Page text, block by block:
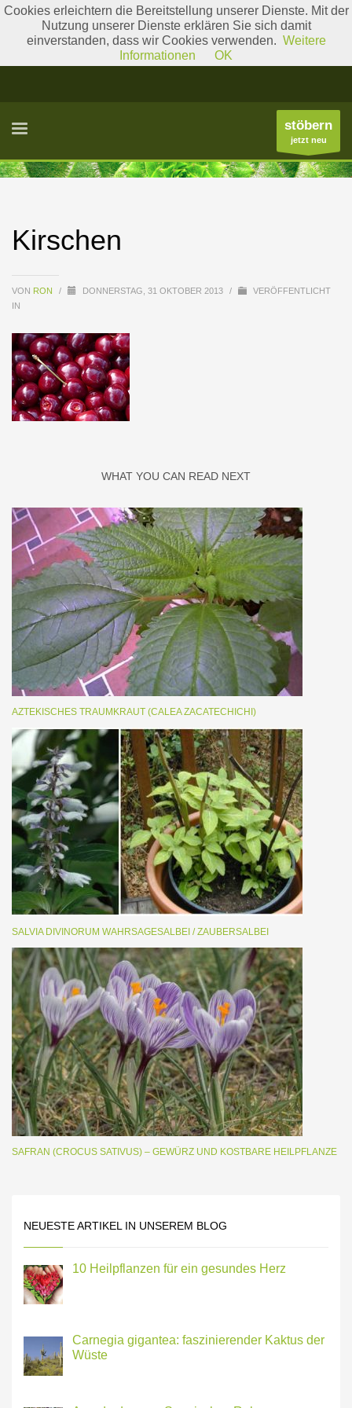
Literatur Gattungslisten
stöbern
jetzt neu
Kirschen
VON RON / DONNERSTAG, 31 OKTOBER 2013 /
VERÖFFENTLICHT
IN
WHAT YOU CAN READ NEXT
AZTEKISCHES TRAUMKRAUT (CALEA ZACATECHICHI)
SALVIA DIVINORUM WAHRSAGESALBEI / ZAUBERSALBEI
SAFRAN (CROCUS SATIVUS) – GEWÜRZ UND KOSTBARE HEILPFLANZE
NEUESTE ARTIKEL IN UNSEREM BLOG
10 Heilpflanzen für ein gesundes Herz
Carnegia gigantea: faszinierender Kaktus der
Wüste
Cookies erleichtern die Bereitstellung unserer Dienste. Mit der
Nutzung unserer Dienste erklären Sie sich damit
einverstanden, dass wir Cookies verwenden. Weitere
Informationen
OK